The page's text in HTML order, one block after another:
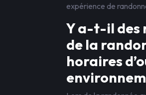
expérience de
Y a-t-il des
de la
horaires